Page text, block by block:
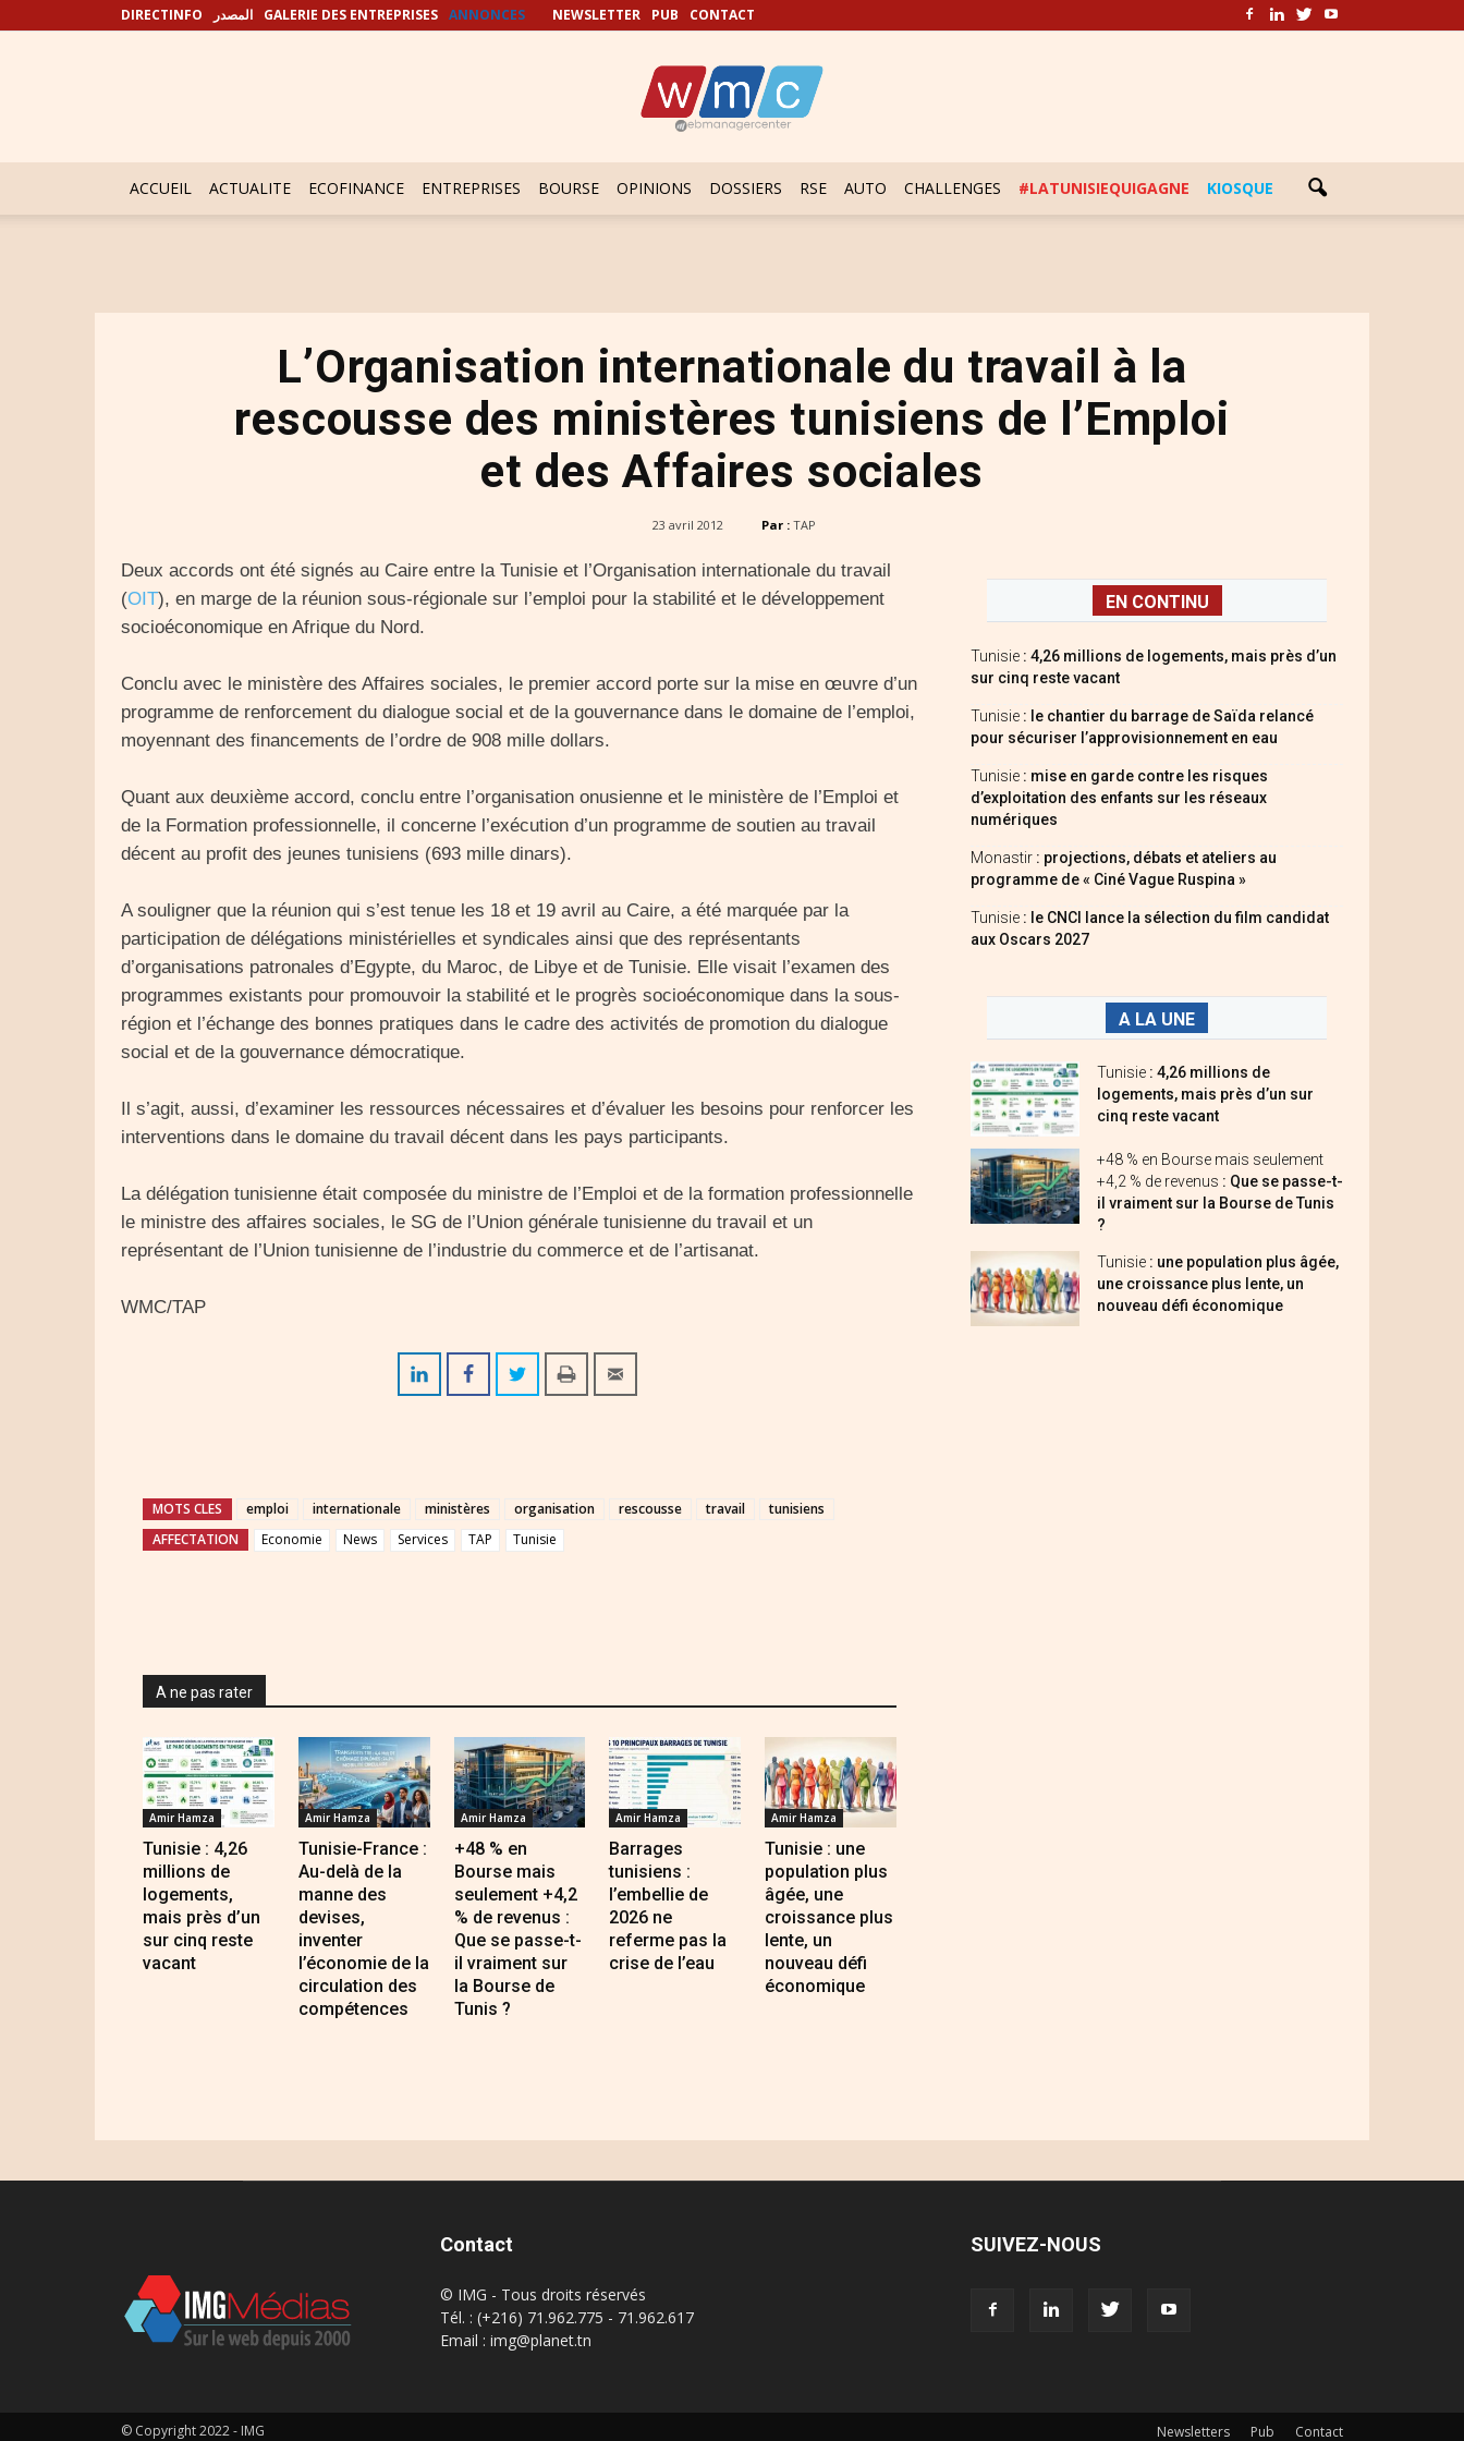
DIRECTINFO المصدر GALERIE DES ENTREPRISES ANNONCES NEWSLETTER PUB CONTACT
ACCUEIL ACTUALITE ECOFINANCE ENTREPRISES BOURSE OPINIONS DOSSIERS RSE AUTO CHALLENGES #LATUNISIEQUIGAGNE KIOSQUE
L’Organisation internationale du travail à la
rescousse des ministères tunisiens de l’Emploi
et des Affaires sociales
23 avril 2012 Par : TAP
Deux accords ont été signés au Caire entre la Tunisie et l’Organisation internationale du travail
(OIT), en marge de la réunion sous-régionale sur l’emploi pour la stabilité et le développement
socioéconomique en Afrique du Nord.
Conclu avec le ministère des Affaires sociales, le premier accord porte sur la mise en œuvre d’un
programme de renforcement du dialogue social et de la gouvernance dans le domaine de l’emploi,
moyennant des financements de l’ordre de 908 mille dollars.
Quant aux deuxième accord, conclu entre l’organisation onusienne et le ministère de l’Emploi et
de la Formation professionnelle, il concerne l’exécution d’un programme de soutien au travail
décent au profit des jeunes tunisiens (693 mille dinars).
A souligner que la réunion qui s’est tenue les 18 et 19 avril au Caire, a été marquée par la
participation de délégations ministérielles et syndicales ainsi que des représentants
d’organisations patronales d’Egypte, du Maroc, de Libye et de Tunisie. Elle visait l’examen des
programmes existants pour promouvoir la stabilité et le progrès socioéconomique dans la sous-
région et l’échange des bonnes pratiques dans le cadre des activités de promotion du dialogue
social et de la gouvernance démocratique.
Il s’agit, aussi, d’examiner les ressources nécessaires et d’évaluer les besoins pour renforcer les
interventions dans le domaine du travail décent dans les pays participants.
La délégation tunisienne était composée du ministre de l’Emploi et de la formation professionnelle
le ministre des affaires sociales, le SG de l’Union générale tunisienne du travail et un
représentant de l’Union tunisienne de l’industrie du commerce et de l’artisanat.
WMC/TAP
MOTS CLES emploi internationale ministères organisation rescousse travail
tunisiens
AFFECTATION
Economie News Services TAP Tunisie
A ne pas rater
Amir Hamza
Tunisie : 4,26
millions de
logements,
mais près d’un
sur cinq reste
vacant
Amir Hamza
Tunisie-France :
Au-delà de la
manne des
devises,
inventer
l’économie de la
circulation des
compétences
Amir Hamza
+48 % en
Bourse mais
seulement +4,2
% de revenus :
Que se passe-t-
il vraiment sur
la Bourse de
Tunis ?
Amir Hamza
Barrages
tunisiens :
l’embellie de
2026 ne
referme pas la
crise de l’eau
Amir Hamza
Tunisie : une
population plus
âgée, une
croissance plus
lente, un
nouveau défi
économique
EN CONTINU
Tunisie : 4,26 millions de logements, mais près d’un
sur cinq reste vacant
Tunisie : le chantier du barrage de Saïda relancé
pour sécuriser l’approvisionnement en eau
Tunisie : mise en garde contre les risques
d’exploitation des enfants sur les réseaux
numériques
Monastir : projections, débats et ateliers au
programme de « Ciné Vague Ruspina »
Tunisie : le CNCI lance la sélection du film candidat
aux Oscars 2027
A LA UNE
Tunisie : 4,26 millions de
logements, mais près d’un sur
cinq reste vacant
+48 % en Bourse mais seulement
+4,2 % de revenus : Que se passe-t-
il vraiment sur la Bourse de Tunis
?
Tunisie : une population plus âgée,
une croissance plus lente, un
nouveau défi économique
Contact
© IMG - Tous droits réservés
Tél. : (+216) 71.962.775 - 71.962.617
Email : img@planet.tn
SUIVEZ-NOUS
Newsletters Pub Contact
© Copyright 2022 - IMG